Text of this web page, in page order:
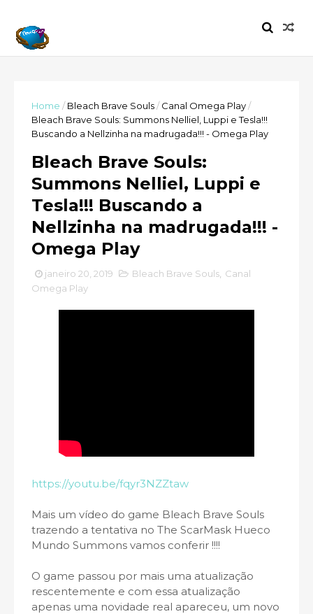
Home / Bleach Brave Souls/ Canal Omega Play/
Bleach Brave Souls: Summons Nelliel, Luppi e Tesla!!!
Buscando a Nellzinha na madrugada!!! - Omega Play
Bleach Brave Souls:
Summons Nelliel, Luppi e
Tesla!!! Buscando a
Nellzinha na madrugada!!! -
Omega Play
janeiro 20, 2019 Bleach Brave Souls Canal
Omega Play
https://youtu.be/fqyr3NZZtaw
Mais um vídeo do game Bleach Brave Souls
trazendo a tentativa no The ScarMask Hueco
Mundo Summons vamos conferir !!!!
O game passou por mais uma atualização
rescentemente e com essa atualização
apenas uma novidade real apareceu, um novo